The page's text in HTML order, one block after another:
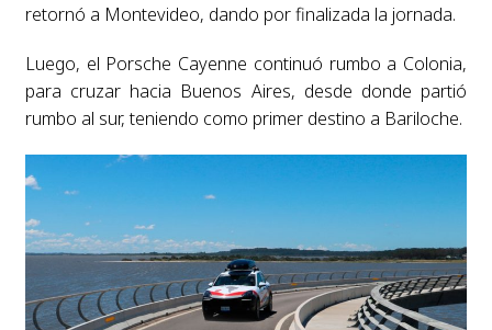
retornó a Montevideo, dando por finalizada la jornada.
Luego, el Porsche Cayenne continuó rumbo a Colonia,
para cruzar hacia Buenos Aires, desde donde partió
rumbo al sur, teniendo como primer destino a Bariloche.